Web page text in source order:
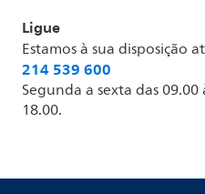
Ligue
Estamos à sua disposição
214 539 600
Segunda a sexta das 09.00
18.00.